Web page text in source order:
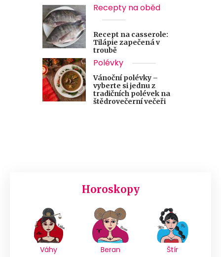
Recepty na oběd
Recept na casserole:
Tilápie zapečená v
troubě
Polévky
Vánoční polévky –
vyberte si jednu z
tradičních polévek na
štědrovečerní večeři
Horoskopy
Váhy Beran Štír